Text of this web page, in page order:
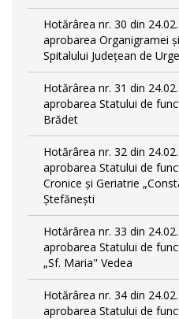
Hotărârea nr. 30 din
aprobarea Organigramei
Spitalului Județean de
Hotărârea nr. 31 din
aprobarea Statului de
Brădet
Hotărârea nr. 32 din
aprobarea Statului de
Cronice și Geriatrie
Ștefănești
Hotărârea nr. 33 din
aprobarea Statului de
„Sf. Maria" Vedea
Hotărârea nr. 34 din
aprobarea Statului de